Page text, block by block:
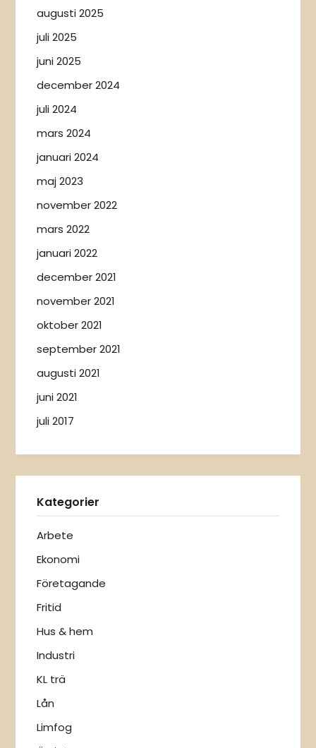
augusti 2025
juli 2025
juni 2025
december 2024
juli 2024
mars 2024
januari 2024
maj 2023
november 2022
mars 2022
januari 2022
december 2021
november 2021
oktober 2021
september 2021
augusti 2021
juni 2021
juli 2017
Kategorier
Arbete
Ekonomi
Företagande
Fritid
Hus & hem
Industri
KL trä
Lån
Limfog